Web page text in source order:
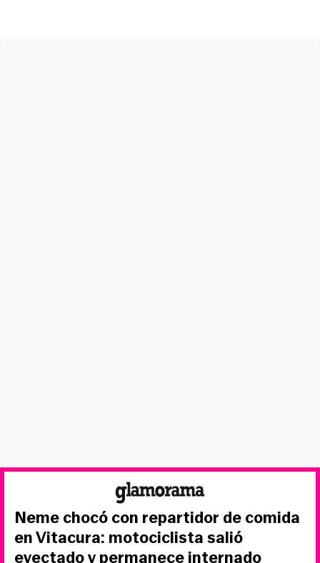
Neme chocó con repartidor de comida
en Vitacura: motociclista salió
eyectado y permanece internado